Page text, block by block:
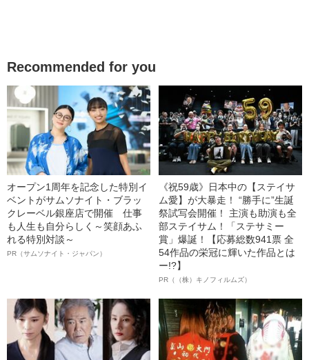
Recommended for you
オープン1周年を記念した特別イ
ベントがサムソナイト・ブラッ
クレーベル銀座店で開催 仕事
も人生も自分らしく～笑顔あふ
れる特別対談～
PR（サムソナイト・ジャパン）
《祝59歳》日本中の【ステイサ
ム愛】が大暴走！ “勝手に”生誕
祭試写会開催！ 主演も助演も全
部ステイサム！「ステサミー
賞」爆誕！【応募総数941票 全
54作品の栄冠に輝いた作品とは
ー!?】
PR（（株）キノフィルムズ）